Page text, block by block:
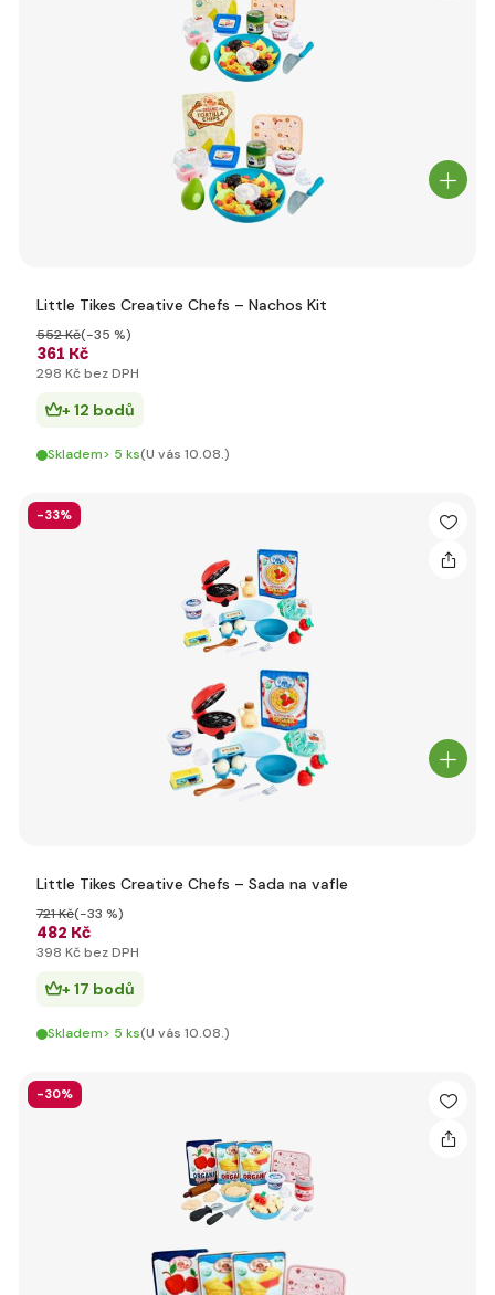
Little Tikes Creative Chefs – Nachos Kit
361 Kč
552 Kč(-35 %)
298 Kč bez DPH
+ 12 bodů
Skladem> 5 ks(U vás 10.08.)
-33%
Little Tikes Creative Chefs – Sada na vafle
482 Kč
721 Kč(-33 %)
398 Kč bez DPH
+ 17 bodů
Skladem> 5 ks(U vás 10.08.)
-30%